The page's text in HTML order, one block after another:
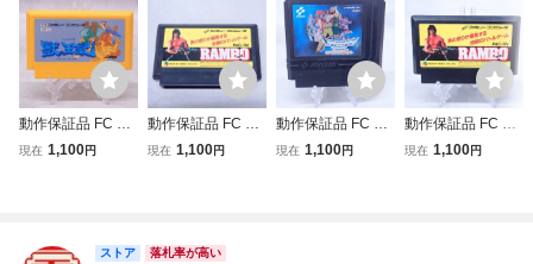
動作保証品 FC フ
ァミコン 獣王記
現在 1,100円
動作保証品 FC フ
ァミコン RAMBO
現在 1,100円
動作保証品 FC フ
ァミコン ラグラン
現在 1,100円
動作保証品 FC フ
ァミコン ランボー
現在 1,100円
ストア 落札率が高い